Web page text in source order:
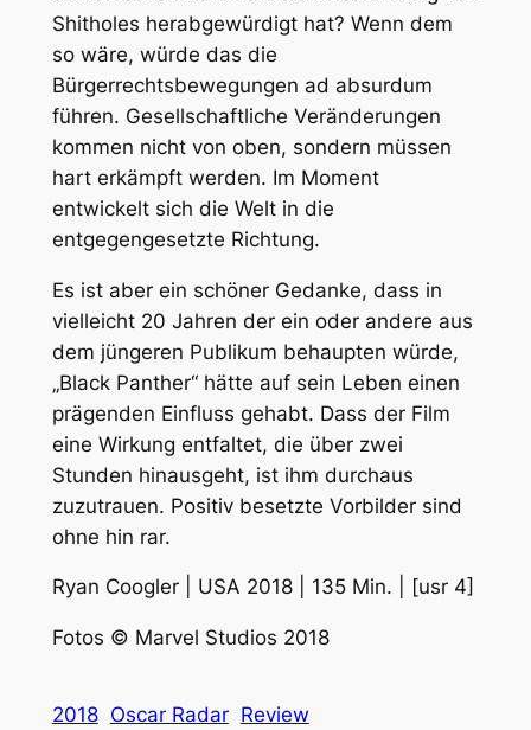
Shitholes herabgewürdigt hat? Wenn dem
so wäre, würde das die
Bürgerrechtsbewegungen ad absurdum
führen. Gesellschaftliche Veränderungen
kommen nicht von oben, sondern müssen
hart erkämpft werden. Im Moment
entwickelt sich die Welt in die
entgegengesetzte Richtung.
Es ist aber ein schöner Gedanke, dass in
vielleicht 20 Jahren der ein oder andere aus
dem jüngeren Publikum behaupten würde,
„Black Panther“ hätte auf sein Leben einen
prägenden Einfluss gehabt. Dass der Film
eine Wirkung entfaltet, die über zwei
Stunden hinausgeht, ist ihm durchaus
zuzutrauen. Positiv besetzte Vorbilder sind
ohne hin rar.
Ryan Coogler | USA 2018 | 135 Min. | [usr 4]
Fotos © Marvel Studios 2018
2018 Oscar Radar Review